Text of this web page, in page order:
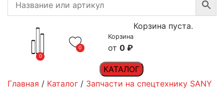
0
0
Корзина
0 ₽
Корзина пуста.
КАТАЛОГ
Главная / Каталог / Запчасти на спецтехнику SANY